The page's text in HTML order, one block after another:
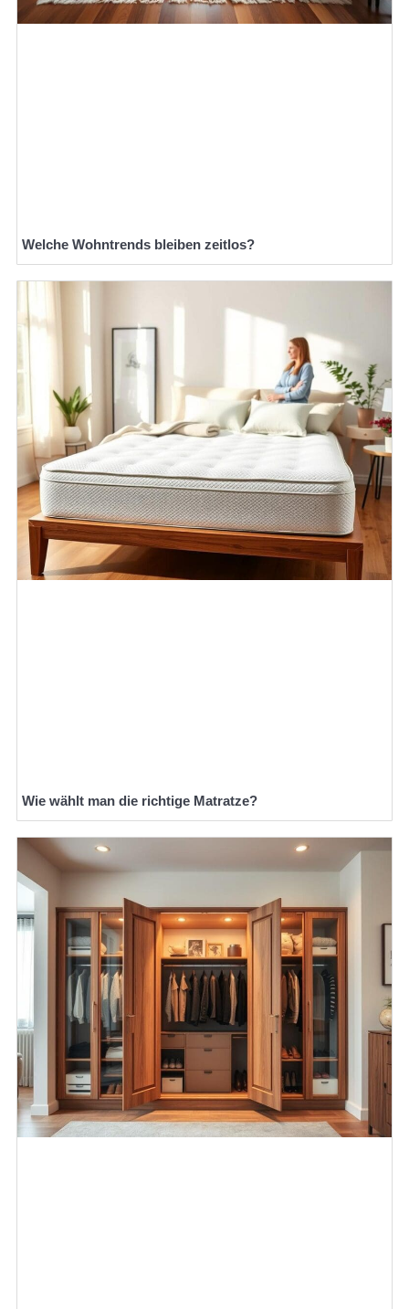
Welche Wohntrends bleiben zeitlos?
Wie wählt man die richtige Matratze?